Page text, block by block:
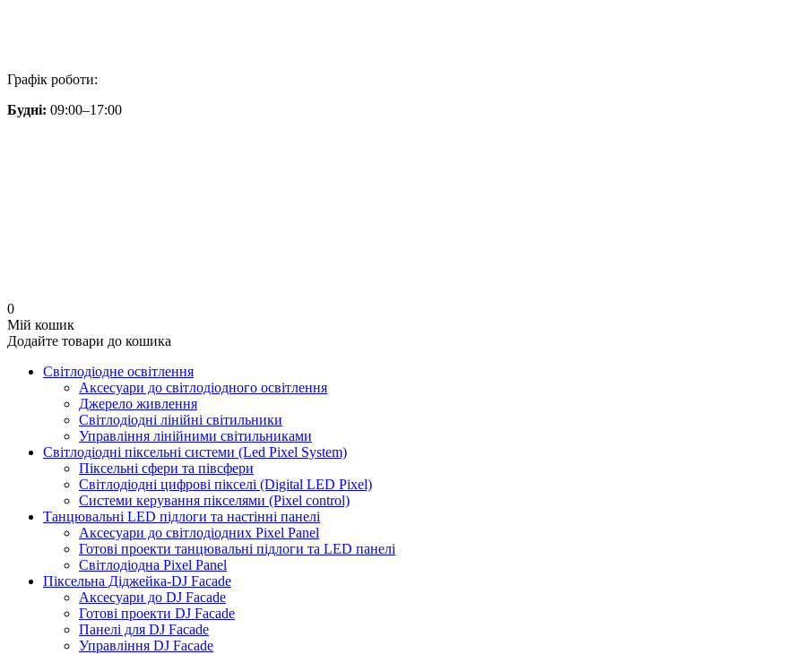
Графік роботи:
Будні: 09:00–17:00
0
Мій кошик
Додайте товари до кошика
Світлодіодне освітлення
Аксесуари до світлодіодного освітлення
Джерело живлення
Світлодіодні лінійні світильники
Управління лінійними світильниками
Світлодіодні піксельні системи (Led Pixel System)
Піксельні сфери та півсфери
Світлодіодні цифрові пікселі (Digital LED Pixel)
Системи керування пікселями (Pixel control)
Танцювальні LED підлоги та настінні панелі
Аксесуари до світлодіодних Pixel Panel
Готові проекти танцювальні підлоги та LED панелі
Світлодіодна Pixel Panel
Піксельна Діджейка-DJ Facade
Аксесуари до DJ Facade
Готові проекти DJ Facade
Панелі для DJ Facade
Управління DJ Facade